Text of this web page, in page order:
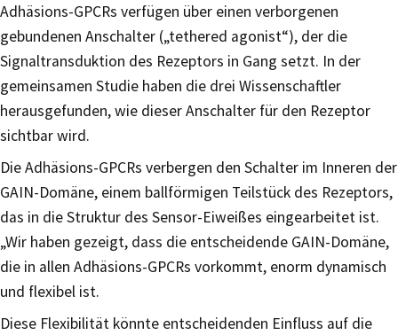
Adhäsions-GPCRs verfügen über einen verborgenen
gebundenen Anschalter („tethered agonist“), der die
Signaltransduktion des Rezeptors in Gang setzt. In der
gemeinsamen Studie haben die drei Wissenschaftler
herausgefunden, wie dieser Anschalter für den Rezeptor
sichtbar wird.
Die Adhäsions-GPCRs verbergen den Schalter im Inneren der
GAIN-Domäne, einem ballförmigen Teilstück des Rezeptors,
das in die Struktur des Sensor-Eiweißes eingearbeitet ist.
„Wir haben gezeigt, dass die entscheidende GAIN-Domäne,
die in allen Adhäsions-GPCRs vorkommt, enorm dynamisch
und flexibel ist.
Diese Flexibilität könnte entscheidenden Einfluss auf die